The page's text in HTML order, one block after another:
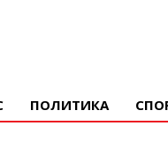
ПОЛИТИКА